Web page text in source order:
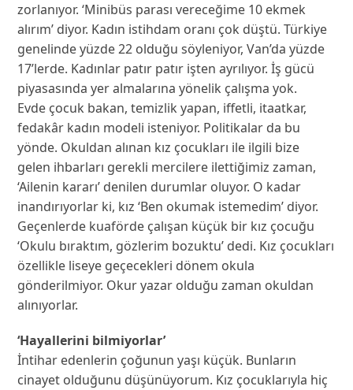
zorlanıyor. ‘Minibüs parası vereceğime 10 ekmek
alırım’ diyor. Kadın istihdam oranı çok düştü. Türkiye
genelinde yüzde 22 olduğu söyleniyor, Van’da yüzde
17’lerde. Kadınlar patır patır işten ayrılıyor. İş gücü
piyasasında yer almalarına yönelik çalışma yok.
Evde çocuk bakan, temizlik yapan, iffetli, itaatkar,
fedakâr kadın modeli isteniyor. Politikalar da bu
yönde. Okuldan alınan kız çocukları ile ilgili bize
gelen ihbarları gerekli mercilere ilettiğimiz zaman,
‘Ailenin kararı’ denilen durumlar oluyor. O kadar
inandırıyorlar ki, kız ‘Ben okumak istemedim’ diyor.
Geçenlerde kuaförde çalışan küçük bir kız çocuğu
‘Okulu bıraktım, gözlerim bozuktu’ dedi. Kız çocukları
özellikle liseye geçecekleri dönem okula
gönderilmiyor. Okur yazar olduğu zaman okuldan
alınıyorlar.
‘Hayallerini bilmiyorlar’
İntihar edenlerin çoğunun yaşı küçük. Bunların
cinayet olduğunu düşünüyorum. Kız çocuklarıyla hiç